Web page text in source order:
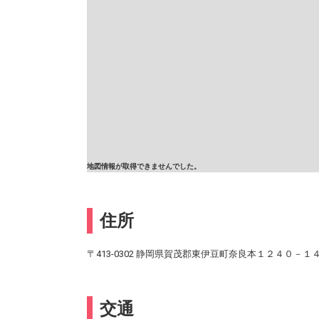
地図情報が取得できませんでした。
住所
〒413-0302 静岡県賀茂郡東伊豆町奈良本１２４０－１
交通